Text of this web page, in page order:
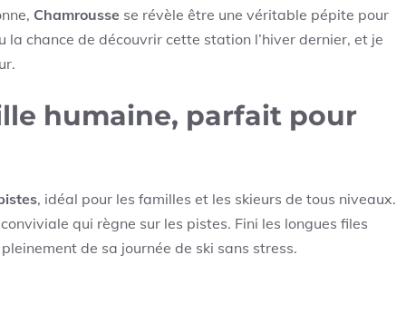
Chamrousse se révèle être une véritable pépite pour
la chance de découvrir cette station l’hiver dernier, et je
humaine, parfait pour
, idéal pour les familles et les skieurs de tous niveaux.
qui règne sur les pistes. Fini les longues files
de sa journée de ski sans stress.